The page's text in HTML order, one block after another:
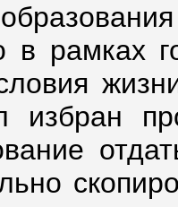
в рамках
избран